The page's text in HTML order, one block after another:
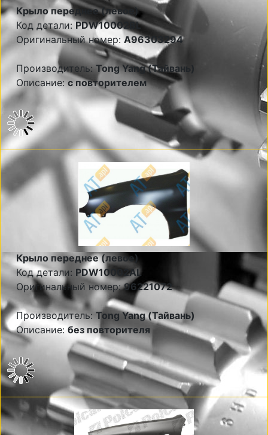
Крыло переднее (левое)
Код детали: PDW10002BL
Оригинальный номер: A96303294
Производитель:Tong Yang (Тайвань)
Описание:с повторителем
Крыло переднее (левое)
Код детали: PDW10002AL
Оригинальный номер:96221072
Производитель: Tong Yang (Тайвань)
Описание: без повторителя